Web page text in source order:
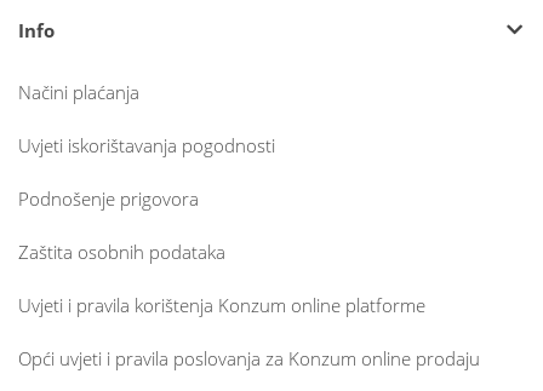
Info
Načini plaćanja
Uvjeti iskorištavanja pogodnosti
Podnošenje prigovora
Zaštita osobnih podataka
Uvjeti i pravila korištenja Konzum online platforme
Opći uvjeti i pravila poslovanja za Konzum online prodaju